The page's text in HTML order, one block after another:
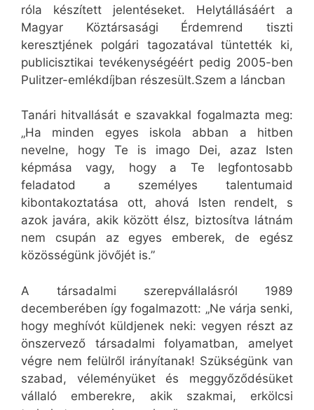
róla készített jelentéseket. Helytállásáért a
Magyar Köztársasági Érdemrend tiszti
keresztjének polgári tagozatával tüntették ki,
publicisztikai tevékenységéért pedig 2005-ben
Pulitzer-emlékdíjban részesült.Szem a láncban
Tanári hitvallását e szavakkal fogalmazta meg:
„Ha minden egyes iskola abban a hitben
nevelne, hogy Te is imago Dei, azaz Isten
képmása vagy, hogy a Te legfontosabb
feladatod a személyes talentumaid
kibontakoztatása ott, ahová Isten rendelt, s
azok javára, akik között élsz, biztosítva látnám
nem csupán az egyes emberek, de egész
közösségünk jövőjét is.”
A társadalmi szerepvállalásról 1989
decemberében így fogalmazott: „Ne várja senki,
hogy meghívót küldjenek neki: vegyen részt az
önszervező társadalmi folyamatban, amelyet
végre nem felülről irányítanak! Szükségünk van
szabad, véleményüket és meggyőződésüket
vállaló emberekre, akik szakmai, erkölcsi